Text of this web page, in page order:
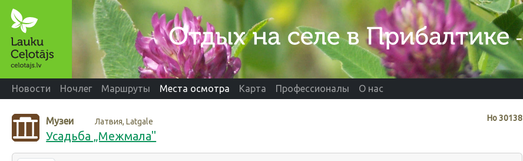
Новости Ночлег Маршруты Места осмотра Карта Профессионалы О нас
Нo30138
Музеи Латвия, Latgale
Усадьба „Межмала"